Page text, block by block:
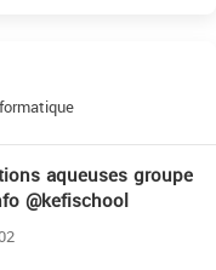
aqueuses groupe
@kefischool